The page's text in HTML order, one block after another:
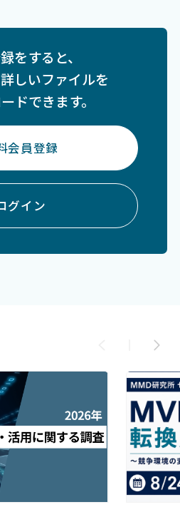
をすると、
しいファイルを
ドできます。
会員登録
グイン